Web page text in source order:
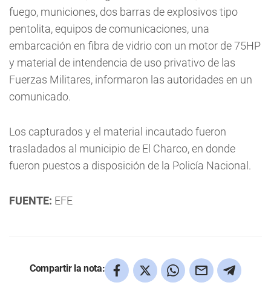
fuego, municiones, dos barras de explosivos tipo
pentolita, equipos de comunicaciones, una
embarcación en fibra de vidrio con un motor de 75HP
y material de intendencia de uso privativo de las
Fuerzas Militares, informaron las autoridades en un
comunicado.
Los capturados y el material incautado fueron
trasladados al municipio de El Charco, en donde
fueron puestos a disposición de la Policía Nacional.
FUENTE: EFE
Compartir la nota: